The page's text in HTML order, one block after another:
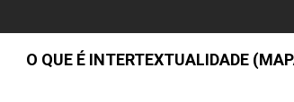
O QUE É INTERTEXTUALIDADE